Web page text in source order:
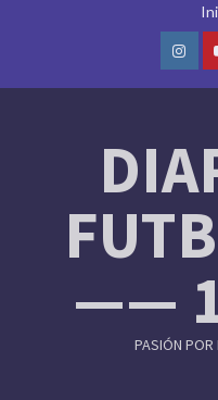
——
PASIÓN POR